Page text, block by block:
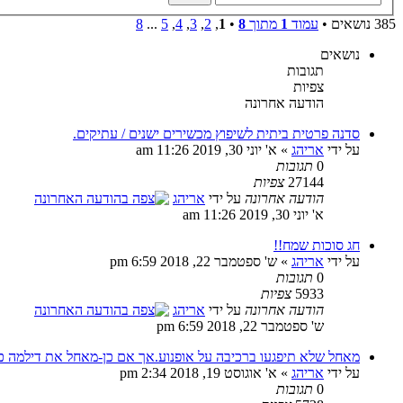
385 נושאים • עמוד 1 מתוך 8
•
1
,
2
,
3
,
4
,
5
...
8
נושאים
תגובות
צפיות
הודעה אחרונה
סדנה פרטית ביתית לשיפוץ מכשירים ישנים / עתיקים.
על ידי אריהג » א' יוני 30, 2019 11:26 am
0 תגובות
27144 צפיות
הודעה אחרונה על ידי אריהג
א' יוני 30, 2019 11:26 am
חג סוכות שמח!!
על ידי אריהג » ש' ספטמבר 22, 2018 6:59 pm
0 תגובות
5933 צפיות
הודעה אחרונה על ידי אריהג
ש' ספטמבר 22, 2018 6:59 pm
מאחל שלא תיפגעו ברכיבה על אופנוע.אך אם כן-מאחל את דילמה
על ידי אריהג » א' אוגוסט 19, 2018 2:34 pm
0 תגובות